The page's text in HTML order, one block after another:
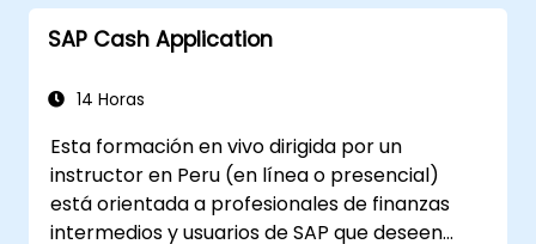
SAP Cash Application
14 Horas
Esta formación en vivo dirigida por un
instructor en Peru (en línea o presencial)
está orientada a profesionales de finanzas
intermedios y usuarios de SAP que deseen